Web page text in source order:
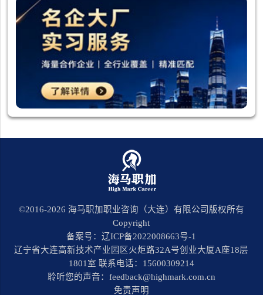
©2016-2026 海马职加职业咨询（大连）有限公司版权所有
Copyright
备案号：辽ICP备2022008663号-1
辽宁省大连高新技术产业园区火炬路32A号创业大厦A座18层
1801室 联系电话：15600309214
聆听您的声音：feedback@highmark.com.cn
免责声明